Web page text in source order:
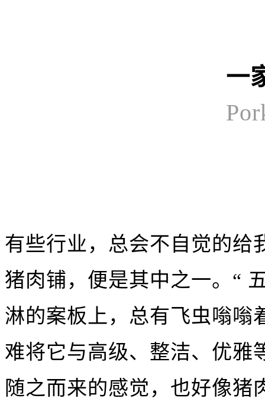
一
有些行业，总会不自觉的给
猪肉铺，便是其中之一。“
淋的案板上，总有飞虫嗡嗡
难将它与高级、整洁、优雅
随之而来的感觉，也好像